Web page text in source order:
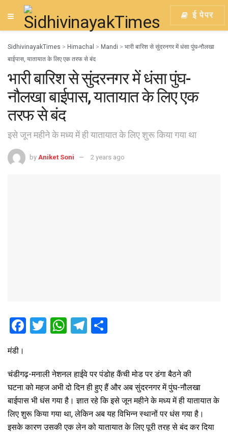
ई पेपर
SidhivinayakTimes > Himachal > Mandi > भारी बारिश से सुंदरनगर में धंसा पुंघ-नौलखा
बाईपास, यातायात के लिए एक तरफ से बंद
भारी बारिश से सुंदरनगर में धंसा पुंघ-
नौलखा बाईपास, यातायात के लिए एक
तरफ से बंद
इसे जून महीने के मध्य में ही यातायात के लिए शुरू किया गया था
by Aniket Soni 2 years ago
F
b
o
o
k
T
er
W
s
A
p
p
T
gr
a
m
e
मंडी।
चंडीगढ़-मनाली नेशनल हाईवे पर पंडोह कैंची मोड पर डंगा बैठने की
घटना को महज अभी दो दिन ही हुए हैं और अब सुंदरनगर में पुंघ-नौलखा
बाईपास भी धंस गया है। ज्ञात रहे कि इसे जून महीने के मध्य में ही यातायात के
लिए शुरू किया गया था, लेकिन अब यह विभिन्न स्थानों पर धंस गया है।
इसके कारण उसकी एक लेन को यातायात के लिए पूरी तरह से बंद कर दिया